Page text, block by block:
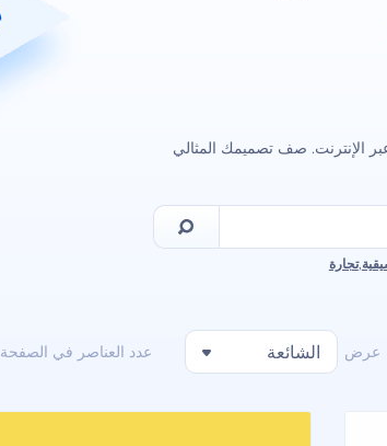
الإنترنت. صف تصميمك المثالي
,تجارة
عرض الشائعة عدد العناصر في الصفحة